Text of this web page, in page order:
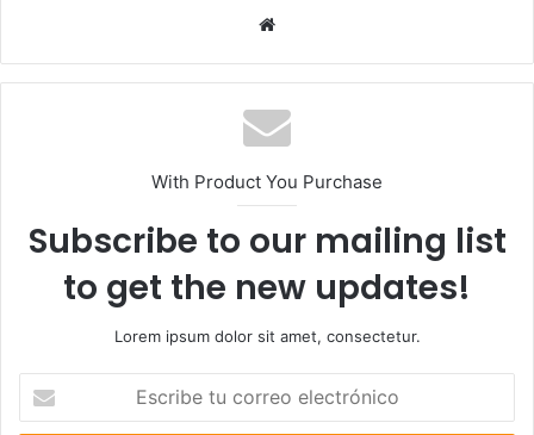
With Product You Purchase
Subscribe to our mailing list
to get the new updates!
Lorem ipsum dolor sit amet, consectetur.